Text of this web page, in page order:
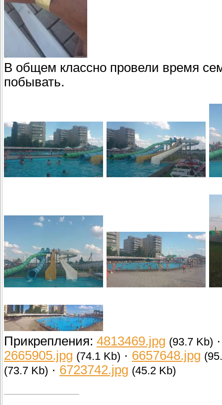
В общем классно провели время
побывать.
Прикрепления: 4813469.jpg (93.7 Kb)
2665905.jpg (74.1 Kb) · 6657648.jpg
(73.7 Kb) · 6723742.jpg (45.2 Kb)